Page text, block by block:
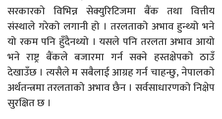
सरकारको विभिन्न सेक्युरिटिजमा बैंक तथा वित्तीय
संस्थाले गरेको लगानी हो । तरलताको अभाव हुन्थ्यो भने
यो रकम पनि हुँदैनथ्यो । यसले पनि तरलता अभाव आयो
भने राष्ट्र बैंकले बजारमा गर्न सक्ने हस्तक्षेपको ठाउँ
देखाउँछ । त्यसैले म सबैलाई आग्रह गर्न चाहन्छु, नेपालको
अर्थतन्त्रमा तरलताको अभाव छैन । सर्वसाधारणको निक्षेप
सुरक्षित छ ।